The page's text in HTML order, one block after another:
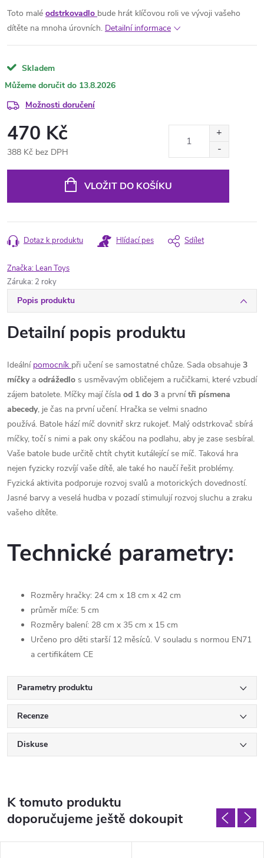
Toto malé odstrkovadlo bude hrát klíčovou roli ve vývoji vašeho
dítěte na mnoha úrovních. Detailní informace
Skladem
13.8.2026
Možnosti doručení
470 Kč
388 Kč bez DPH
VLOŽIT DO KOŠÍKU
Dotaz k produktu Hlídací pes Sdílet
Značka: Lean Toys
Záruka: 2 roky
Popis produktu
Detailní popis produktu
Ideální pomocník při učení se samostatné chůze. Sada obsahuje 3
míčkya odrážedlo s usměvavým obličejem a ručičkami, které vzbudí
zájem batolete. Míčky mají čísla od 1 do 3 a prvnítři písmena
abecedy, je čas na první učení. Hračka se velmi snadno
používá. Batole hází míč dovnitř skrz rukojeť. Malý odstrkovač sbírá
míčky, točí s nimi a pak ony skáčou na podlahu, aby je zase sesbíral.
Vaše batole bude určitě chtít chytit kutálející se míč. Taková hra
nejen fyzicky rozvíjí vaše dítě, ale také ho naučí řešit problémy.
Fyzická aktivita podporuje rozvoj svalů a motorických dovedností.
Jasné barvy a veselá hudba v pozadí stimulují rozvoj sluchu a zraku
vašeho dítěte.
Technické parametry:
Rozměry hračky: 24 cm x 18 cm x 42 cm
průměr míče: 5 cm
Rozměry balení: 28 cm x 35 cm x 15 cm
Určeno pro děti starší 12 měsíců. V souladu s normou EN71
a certifikátem CE
Parametry produktu
Recenze
Diskuse
K tomuto produktu
doporučujeme ještě dokoupit